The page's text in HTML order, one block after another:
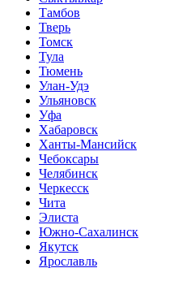
Тамбов
Тверь
Томск
Тула
Тюмень
Улан-Удэ
Ульяновск
Уфа
Хабаровск
Ханты-Мансийск
Чебоксары
Челябинск
Черкесск
Чита
Элиста
Южно-Сахалинск
Якутск
Ярославль